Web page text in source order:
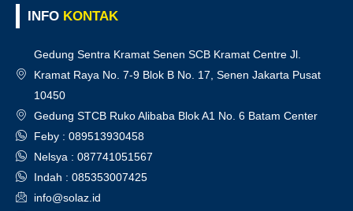
INFO KONTAK
Gedung Sentra Kramat Senen SCB Kramat Centre Jl.
Kramat Raya No. 7-9 Blok B No. 17, Senen Jakarta Pusat
10450
Gedung STCB Ruko Alibaba Blok A1 No. 6 Batam Center
Feby : 089513930458
Nelsya : 087741051567
Indah : 085353007425
info@solaz.id